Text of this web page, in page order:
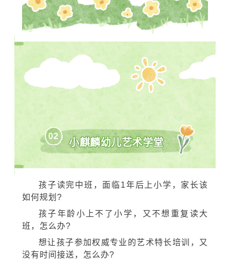
02
小麒麟幼儿艺术学堂
孩子读完中班，面临1年后上小学，家长该
如何规划?
孩子年龄小上不了小学，又不想重复读大
班，怎么办?
想让孩子参加权威专业的艺术特长培训，又
没有时间接送，怎么办?